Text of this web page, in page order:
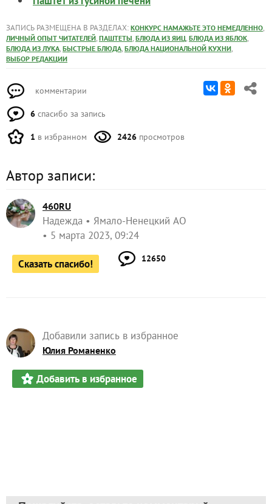
ЗАПИСЬ РАЗМЕЩЕНА В РАЗДЕЛАХ: КОНКУРС НАМАЖЬТЕ ЭТО НЕМЕДЛЕННО,
ЛИЧНЫЙ ОПЫТ ЧИТАТЕЛЕЙ, ПАШТЕТЫ, БЛЮДА ИЗ ЯИЦ, БЛЮДА ИЗ ЯБЛОК,
БЛЮДА ИЗ ЛУКА, БЫСТРЫЕ БЛЮДА, БЛЮДА НАЦИОНАЛЬНОЙ КУХНИ,
ВЫБОР РЕДАКЦИИ
комментарии
6 спасибо за запись
1 в избранном 2426 просмотров
Автор записи:
460RU
Надежда
Ямало-Ненецкий АО
5 марта 2023, 09:24
Сказать спасибо! 12650
Добавили запись в избранное
Юлия Романенко
Добавить в избранное